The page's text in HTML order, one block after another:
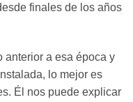
finales de los años
anterior a esa época y
lo mejor es
Él nos puede explicar